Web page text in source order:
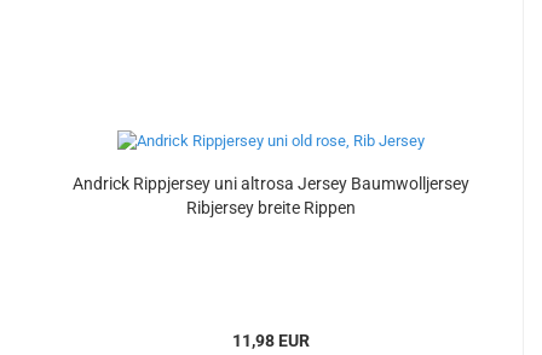
Andrick Rippjersey uni altrosa Jersey Baumwolljersey
Ribjersey breite Rippen
11,98 EUR